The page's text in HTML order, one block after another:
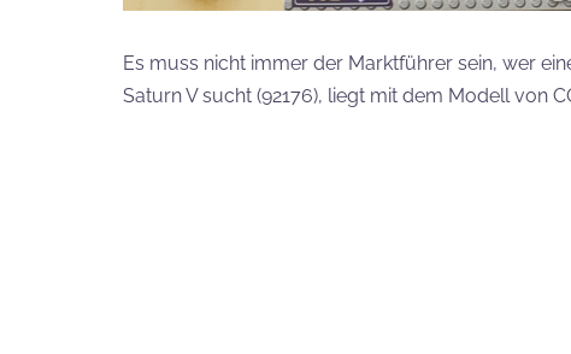
Es muss nicht immer der Marktführer sein, wer
Saturn V sucht (92176), liegt mit dem Modell von